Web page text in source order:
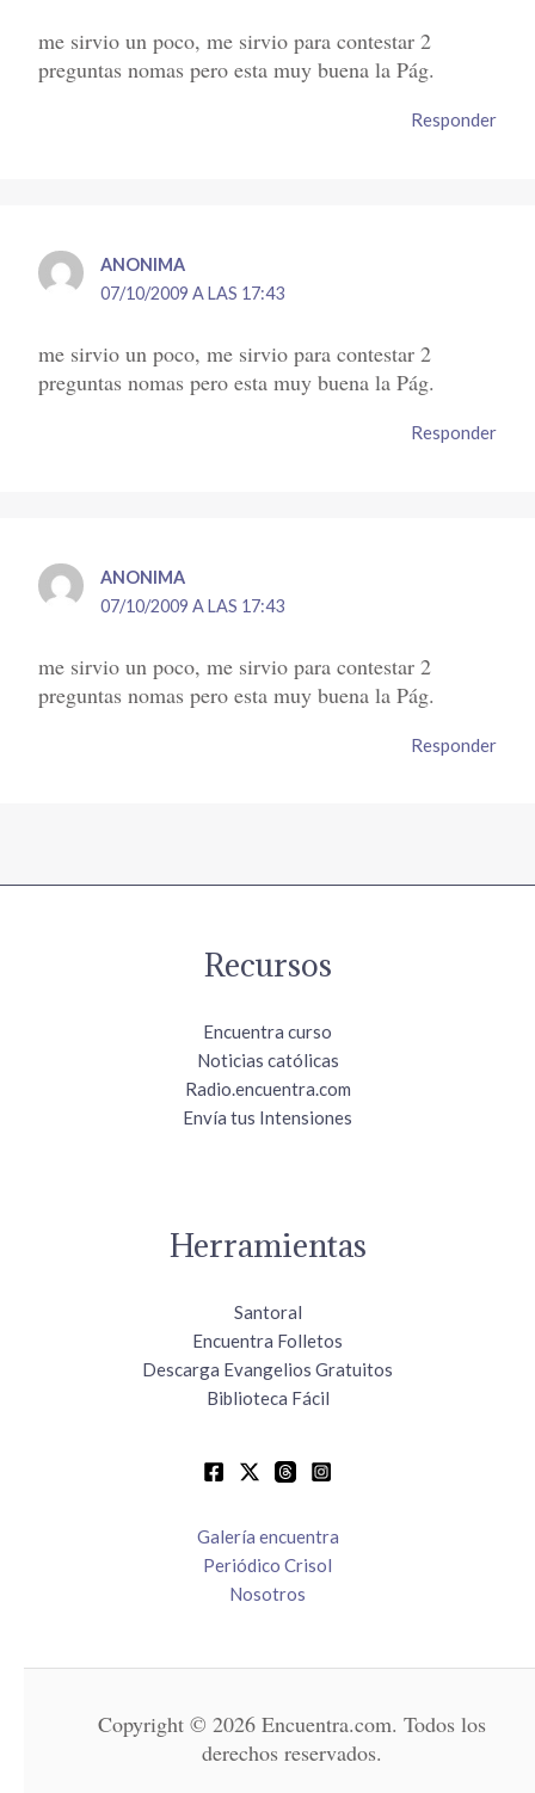
me sirvio un poco, me sirvio para contestar 2
preguntas nomas pero esta muy buena la Pág.
Responder
ANONIMA
07/10/2009 A LAS 17:43
me sirvio un poco, me sirvio para contestar 2
preguntas nomas pero esta muy buena la Pág.
Responder
ANONIMA
07/10/2009 A LAS 17:43
me sirvio un poco, me sirvio para contestar 2
preguntas nomas pero esta muy buena la Pág.
Responder
Recursos
Encuentra curso
Noticias católicas
Radio.encuentra.com
Envía tus Intensiones
Herramientas
Santoral
Encuentra Folletos
Descarga Evangelios Gratuitos
Biblioteca Fácil
Galería encuentra
Periódico Crisol
Nosotros
Copyright © 2026 Encuentra.com. Todos los
derechos reservados.